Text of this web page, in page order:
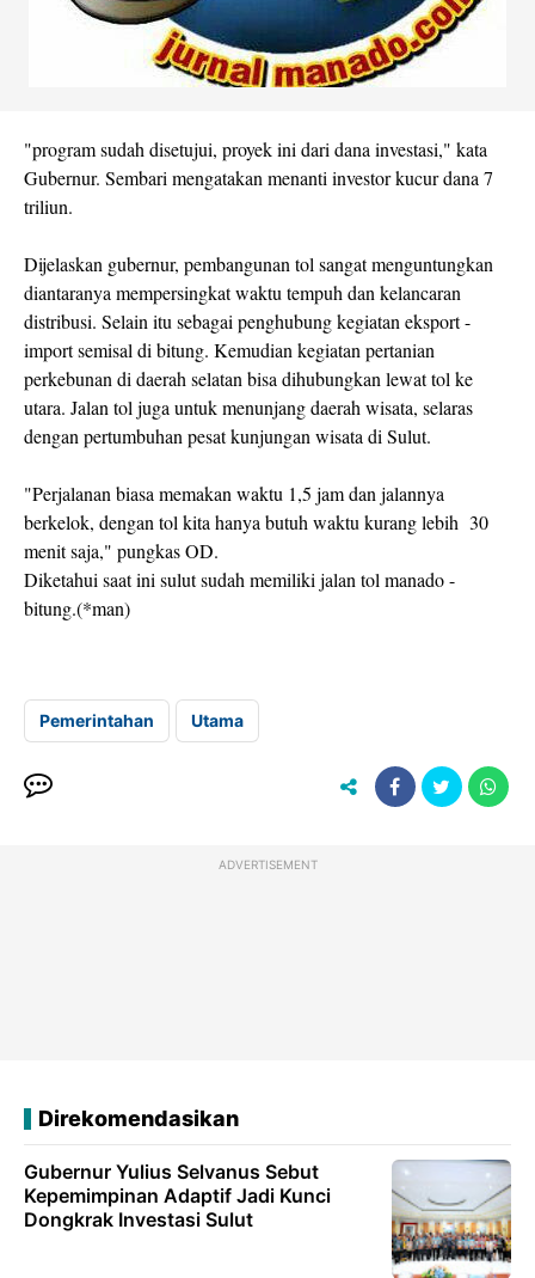
"program sudah disetujui, proyek ini dari dana investasi," kata
Gubernur. Sembari mengatakan menanti investor kucur dana 7
triliun.
Dijelaskan gubernur, pembangunan tol sangat menguntungkan
diantaranya mempersingkat waktu tempuh dan kelancaran
distribusi. Selain itu sebagai penghubung kegiatan eksport -
import semisal di bitung. Kemudian kegiatan pertanian
perkebunan di daerah selatan bisa dihubungkan lewat tol ke
utara. Jalan tol juga untuk menunjang daerah wisata, selaras
dengan pertumbuhan pesat kunjungan wisata di Sulut.
"Perjalanan biasa memakan waktu 1,5 jam dan jalannya
berkelok, dengan tol kita hanya butuh waktu kurang lebih 30
menit saja," pungkas OD.
Diketahui saat ini sulut sudah memiliki jalan tol manado -
bitung.(*man)
Pemerintahan Utama
ADVERTISEMENT
Direkomendasikan
Gubernur Yulius Selvanus Sebut
Kepemimpinan Adaptif Jadi Kunci
Dongkrak Investasi Sulut